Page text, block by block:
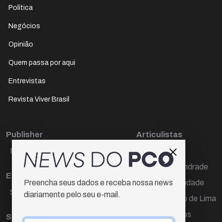
Política
Negócios
Opinião
Quem passa por aqui
Entrevistas
Revista Viver Brasil
Publisher
Paulo Cesar de Oliveira
Editora Chefe
Sueli Cotta
Sub-editora
Articulistas
Décio Freire
Dr Marcos Andrade
Hamilton Trindade
Igor Carvalho de Lima
Mario Campos
Preencha seus dados e receba nossa news
diariamente pelo seu e-mail.